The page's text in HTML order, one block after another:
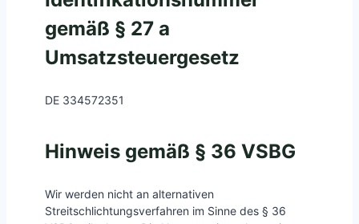
gemäß § 27 a
Umsatzsteuergesetz
DE 334572351
Hinweis gemäß § 36 VSBG
Wir werden nicht an alternativen
Streitschlichtungsverfahren im Sinne des § 36